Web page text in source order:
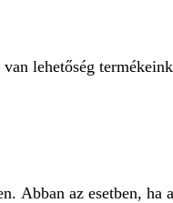
lehetőség termékeink
Abban az esetben, ha